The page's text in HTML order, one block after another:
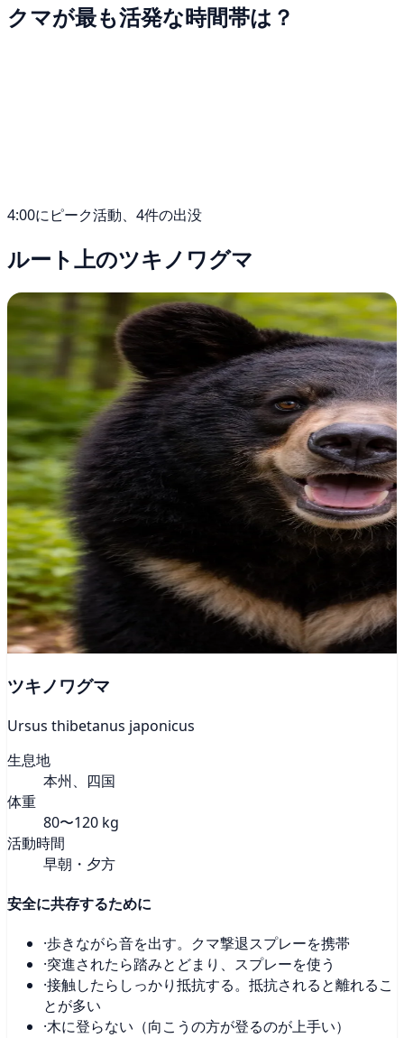
クマが最も活発な時間帯は？
4:00にピーク活動、4件の出没
ルート上のツキノワグマ
ツキノワグマ
Ursus thibetanus japonicus
生息地
本州、四国
体重
80〜120 kg
活動時間
早朝・夕方
安全に共存するために
·歩きながら音を出す。クマ撃退スプレーを携帯
·突進されたら踏みとどまり、スプレーを使う
·接触したらしっかり抵抗する。抵抗されると離れるこ
とが多い
·木に登らない（向こうの方が登るのが上手い）